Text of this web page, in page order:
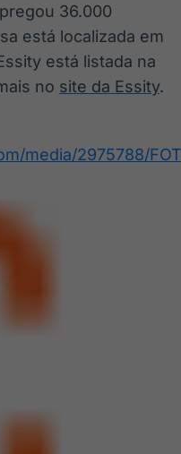
36.000
está localizada em
está listada na
no site da Essity.
media/2975788/